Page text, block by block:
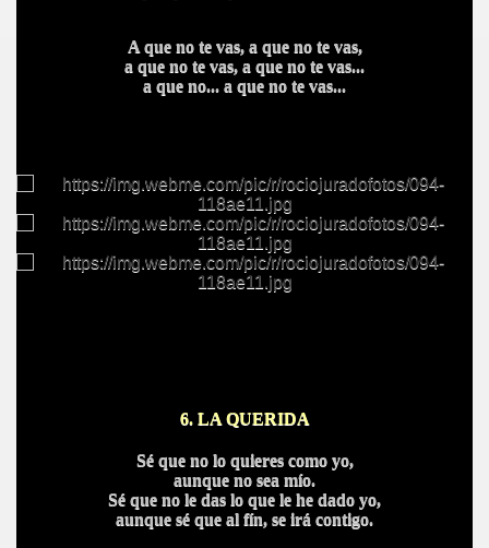
A que no te vas, a que no te vas,
a que no te vas, a que no te vas...
a que no... a que no te vas...
6. LA QUERIDA
Sé que no lo quieres como yo,
aunque no sea mío.
Sé que no le das lo que le he dado yo,
aunque sé que al fín, se irá contigo.